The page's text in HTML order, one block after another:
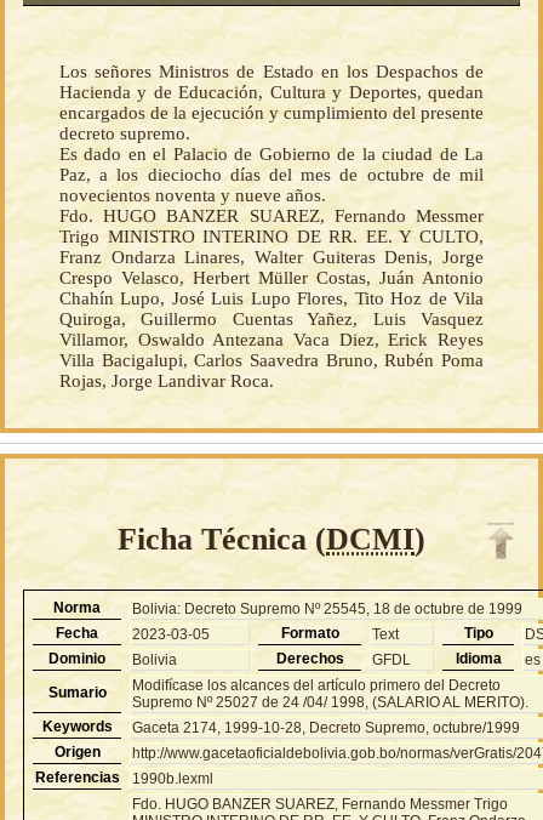
Los señores Ministros de Estado en los Despachos de
Hacienda y de Educación, Cultura y Deportes, quedan
encargados de la ejecución y cumplimiento del presente
decreto supremo.
Es dado en el Palacio de Gobierno de la ciudad de La
Paz, a los dieciocho días del mes de octubre de mil
novecientos noventa y nueve años.
Fdo. HUGO BANZER SUAREZ, Fernando Messmer
Trigo MINISTRO INTERINO DE RR. EE. Y CULTO,
Franz Ondarza Linares, Walter Guiteras Denis, Jorge
Crespo Velasco, Herbert Müller Costas, Juán Antonio
Chahín Lupo, José Luis Lupo Flores, Tito Hoz de Vila
Quiroga, Guillermo Cuentas Yañez, Luis Vasquez
Villamor, Oswaldo Antezana Vaca Diez, Erick Reyes
Villa Bacigalupi, Carlos Saavedra Bruno, Rubén Poma
Rojas, Jorge Landivar Roca.
Ficha Técnica (DCMI)
Norma
Bolivia: Decreto Supremo Nº 25545, 18 de octubre de 1999
Fecha
2023-03-05 Formato Text Tipo
Dominio
Bolivia Derechos GFDL Idioma
es
Sumario
Modifícase los alcances del artículo primero del Decreto
Supremo Nº 25027 de 24 /04/ 1998, (SALARIO AL MERITO).
Keywords
Gaceta 2174, 1999-10-28, Decreto Supremo, octubre/1999
Origen
http://www.gacetaoficialdebolivia.gob.bo/normas/verGratis/
Referencias
1990b.lexml
Fdo. HUGO BANZER SUAREZ, Fernando Messmer Trigo